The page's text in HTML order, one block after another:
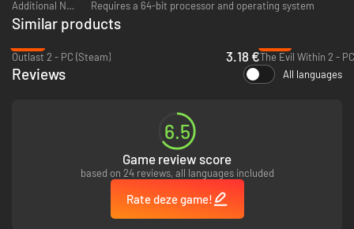
– Onderzoek de verdwijning van een jongetje
met behulp van de tools die tot je beschikking staan (camera,
mobiele telefoon, zaklamp) om de nachtmerries te overleven die op
Jouw gezond verstand tegen haar vloek – Navigeer door een levend,
veranderend bos dat boordevol bovennatuurlijke gevaren zit. De
Additional Notes:
Requires a 64-bit processor and operating system
Similar products
Outlast 2 - PC (Steam)
3.18 €The Evil Within 2 -
Reviews All languages
6.5
Game review score
based on 24 reviews, all languages included
Rate deze game!